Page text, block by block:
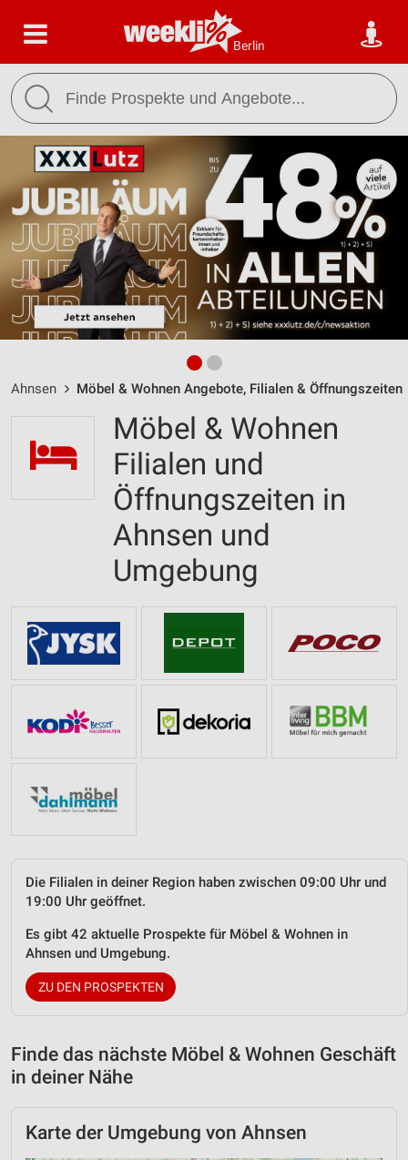
Berlin
Ahnsen Möbel & Wohnen Angebote, Filialen & Öffnungszeiten
Möbel & Wohnen
Filialen und
Öffnungszeiten in
Ahnsen und
Umgebung
Die Filialen in deiner Region haben zwischen 09:00 Uhr und
19:00 Uhr geöffnet.
Es gibt 42 aktuelle Prospekte für Möbel & Wohnen in
Ahnsen und Umgebung.
ZU DEN PROSPEKTEN
Finde das nächste Möbel & Wohnen Geschäft
in deiner Nähe
Karte der Umgebung von Ahnsen